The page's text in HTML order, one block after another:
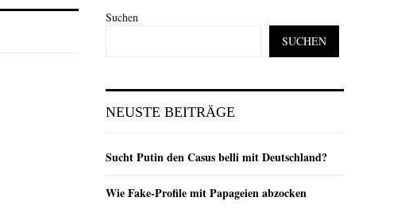
Suchen
SUCHEN
NEUSTE BEITRÄGE
Sucht Putin den Casus belli mit Deutschland?
Wie Fake-Profile mit Papageien abzocken